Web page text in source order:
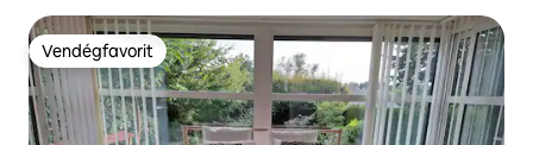
Vendégfavorit
Vendégfavorit